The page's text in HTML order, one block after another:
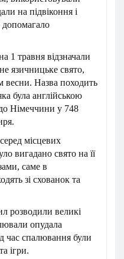
на підвіконня і
1 травня відзначали
язичницьке свято,
весни. Назва походить
була англійською
Німеччини у 748
місцевих
вигадано свято на її
саме в
зі схованок та
розводили великі
опудала
час спалювання були
ігри.